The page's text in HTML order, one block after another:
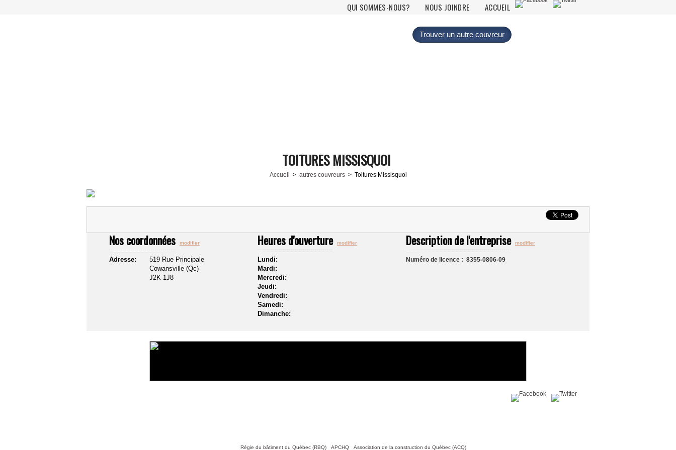
Menu principal
QUI SOMMES-NOUS? NOUS JOINDRE ACCUEIL
Trouver un autre couvreur
TOITURES MISSISQUOI
Accueil > autres couvreurs > Toitures Missisquoi
Nos coordonnées modifier
Adresse:
519 Rue Principale
Cowansville (Qc)
J2K 1J8
Heures d'ouverture modifier
Lundi:
Mardi:
Mercredi:
Jeudi:
Vendredi:
Samedi:
Dimanche:
Description de l'entreprise modifier
Numéro de licence : 8355-0806-09
Régie du bâtiment du Québec (RBQ) APCHQ Association de la construction du Québec (ACQ)